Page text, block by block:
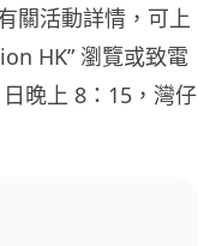
關活動詳情，可上
HK” 瀏覽或致電
晚上 8：15，灣仔